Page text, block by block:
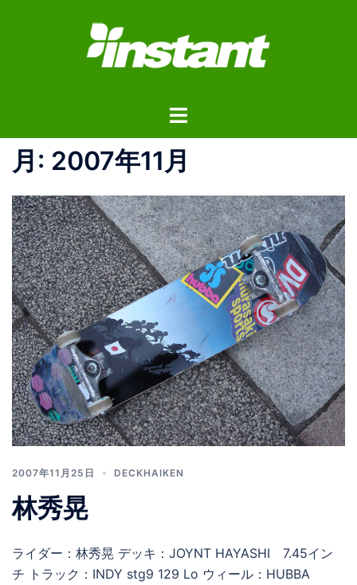
ス
ト
ル
メ
ニ
ュ
ー
月: 2007年11月
2007年11月25日 DECKHAIKEN
林秀晃
ライダー：林秀晃 デッキ：JOYNT HAYASHI 7.45イン
チ トラック：INDY stg9 129 Lo ウィール：HUBBA